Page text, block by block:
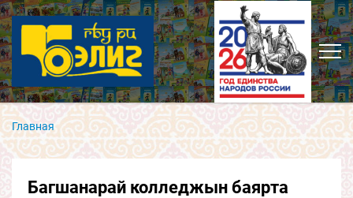
Главная
Багшанарай колледжын баярта